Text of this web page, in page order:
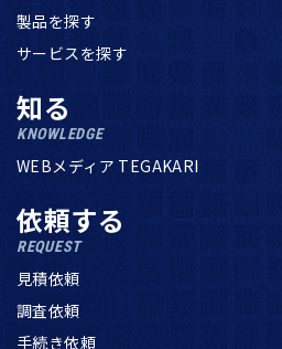
製品を探す
サービスを探す
知る
KNOWLEDGE
WEBメディア TEGAKARI
依頼する
REQUEST
見積依頼
調査依頼
手続き依頼